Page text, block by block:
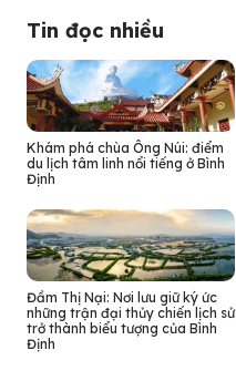
Tin đọc nhiều
Khám phá chùa Ông Núi: điểm
du lịch tâm linh nổi tiếng ở Bình
Định
Đầm Thị Nại: Nơi lưu giữ ký ức
những trận đại thủy chiến lịch sử
trở thành biểu tượng của Bình
Định